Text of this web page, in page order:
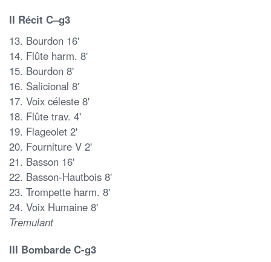
II Récit C–g3
13. Bourdon 16'
14. Flûte harm. 8'
15. Bourdon 8'
16. Salicional 8'
17. Voix céleste 8'
18. Flûte trav. 4'
19. Flageolet 2'
20. Fourniture V 2'
21. Basson 16'
22. Basson-Hautbois 8'
23. Trompette harm. 8'
24. Voix Humaine 8'
Tremulant
III Bombarde C-g3